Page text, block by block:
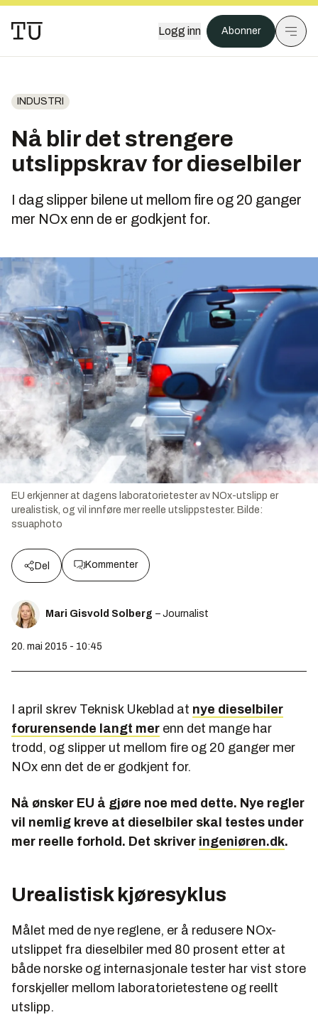
Logg inn Abonner
INDUSTRI
Nå blir det strengere
utslippskrav for dieselbiler
I dag slipper bilene ut mellom fire og 20 ganger
mer NOx enn de er godkjent for.
EU erkjenner at dagens laboratorietester av NOx-utslipp er
urealistisk, og vil innføre mer reelle utslippstester. Bilde:
ssuaphoto
Del Kommenter
Mari Gisvold Solberg – Journalist
20. mai 2015 - 10:45
I april skrev Teknisk Ukeblad at nye dieselbiler
forurensende langt mer enn det mange har
trodd, og slipper ut mellom fire og 20 ganger mer
NOx enn det de er godkjent for.
Nå ønsker EU å gjøre noe med dette. Nye regler
vil nemlig kreve at dieselbiler skal testes under
mer reelle forhold. Det skriver ingeniøren.dk.
Urealistisk kjøresyklus
Målet med de nye reglene, er å redusere NOx-
utslippet fra dieselbiler med 80 prosent etter at
både norske og internasjonale tester har vist store
forskjeller mellom laboratorietestene og reellt
utslipp.